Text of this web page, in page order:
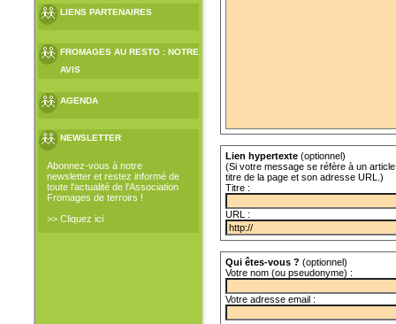
LIENS PARTENAIRES
FROMAGES AU RESTO : NOTRE
AVIS
AGENDA
NEWSLETTER
Abonnez-vous à notre
newsletter et restez informé de
toute l'actualité de l'Association
Fromages de terroirs !
>> Cliquez ici
Lien hypertexte (optionnel)
(Si votre message se réfère à un
titre de la page et son adresse URL.)
Titre :
URL :
Qui êtes-vous ? (optionnel)
Votre nom (ou pseudonyme) :
Votre adresse email :